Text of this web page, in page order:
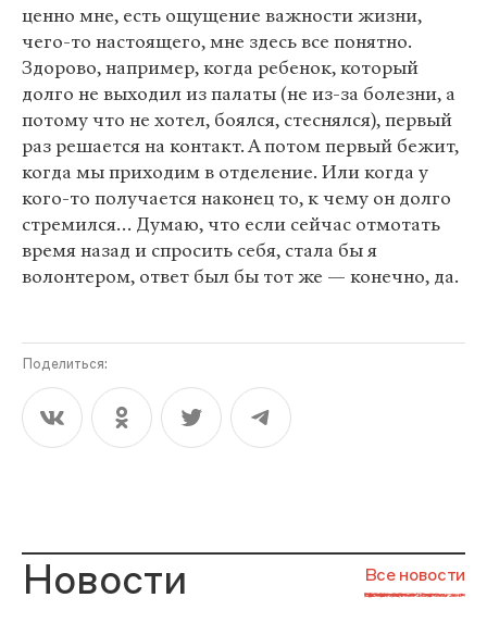
ценно мне, есть ощущение важности жизни,
чего-то настоящего, мне здесь все понятно.
Здорово, например, когда ребенок, который
долго не выходил из палаты (не из-за болезни, а
потому что не хотел, боялся, стеснялся), первый
раз решается на контакт. А потом первый бежит,
когда мы приходим в отделение. Или когда у
кого-то получается наконец то, к чему он долго
стремился… Думаю, что если сейчас отмотать
время назад и спросить себя, стала бы я
волонтером, ответ был бы тот же — конечно, да.
Поделиться:
Новости Все новости